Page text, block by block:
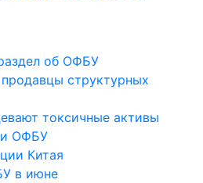
структурных
токсичные активы
ОФБУ
Китая
в июне